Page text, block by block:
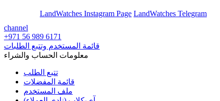
LandWatches Instagram Page LandWatches Telegram
channel
+971 56 989 6171
قائمة المستخدم وتتبع الطلبات
معلومات الحساب والشراء
تتبع الطلب
قائمة المفضلات
ملف المستخدم